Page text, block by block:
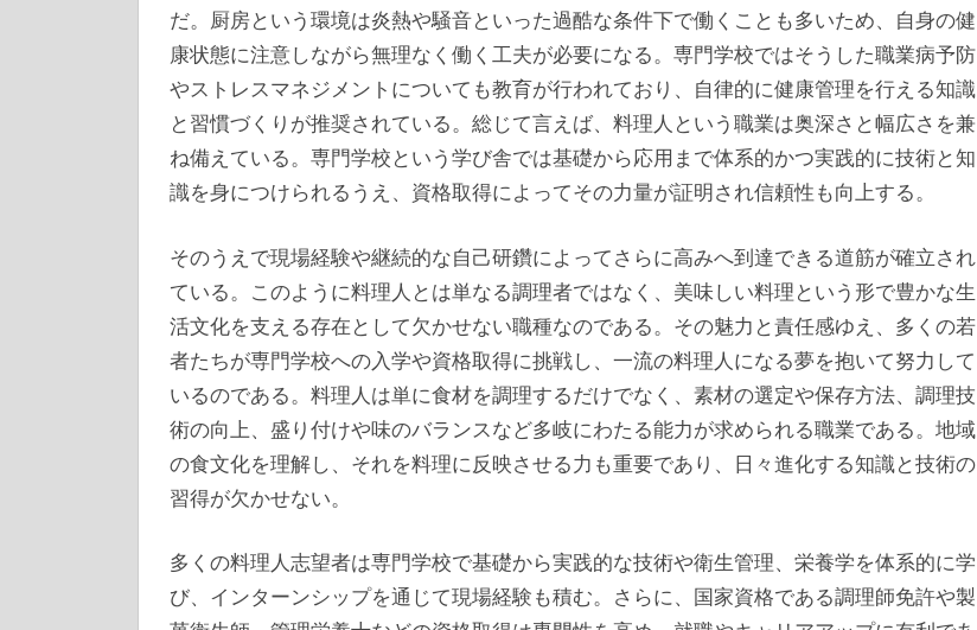
だ。厨房という環境は炎熱や騒音といった過酷な条件下で働くことも多いため、自身の健
康状態に注意しながら無理なく働く工夫が必要になる。専門学校ではそうした職業病予防
やストレスマネジメントについても教育が行われており、自律的に健康管理を行える知識
と習慣づくりが推奨されている。総じて言えば、料理人という職業は奥深さと幅広さを兼
ね備えている。専門学校という学び舎では基礎から応用まで体系的かつ実践的に技術と知
識を身につけられるうえ、資格取得によってその力量が証明され信頼性も向上する。
そのうえで現場経験や継続的な自己研鑽によってさらに高みへ到達できる道筋が確立され
ている。このように料理人とは単なる調理者ではなく、美味しい料理という形で豊かな生
活文化を支える存在として欠かせない職種なのである。その魅力と責任感ゆえ、多くの若
者たちが専門学校への入学や資格取得に挑戦し、一流の料理人になる夢を抱いて努力して
いるのである。料理人は単に食材を調理するだけでなく、素材の選定や保存方法、調理技
術の向上、盛り付けや味のバランスなど多岐にわたる能力が求められる職業である。地域
の食文化を理解し、それを料理に反映させる力も重要であり、日々進化する知識と技術の
習得が欠かせない。
多くの料理人志望者は専門学校で基礎から実践的な技術や衛生管理、栄養学を体系的に学
び、インターンシップを通じて現場経験も積む。さらに、国家資格である調理師免許や製